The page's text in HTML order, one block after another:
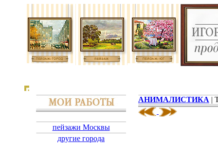
пейзажи Москвы
другие города
АНИМАЛИСТИКА |